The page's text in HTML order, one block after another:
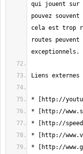
qui jouent sur
pouvez
cela est trop
routes